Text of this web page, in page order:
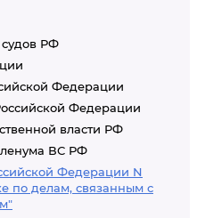
РФ
Федерации
Федерации
власти РФ
ВС РФ
Федерации N
по делам, связанным с